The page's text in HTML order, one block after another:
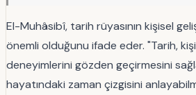
El-Muhâsibî, tarih rüyasının kişisel
önemli olduğunu ifade eder. "Tarih,
deneyimlerini gözden geçirmesini
hayatındaki zaman çizgisini